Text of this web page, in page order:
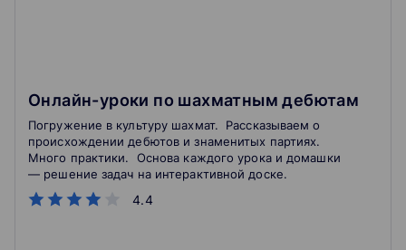
Онлайн-уроки по шахматным дебютам
4.4
Погружение в культуру шахмат. Рассказываем о
происхождении дебютов и знаменитых партиях.
Много практики. Основа каждого урока и домашки
— решение задач на интерактивной доске.